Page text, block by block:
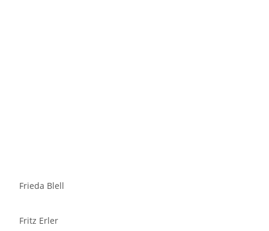
Frieda Blell
Fritz Erler